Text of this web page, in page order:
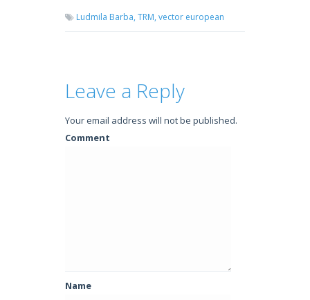
Ludmila Barba, TRM, vector european
Leave a Reply
Your email address will not be published.
Comment
Name